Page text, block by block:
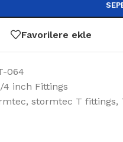
Favorilere ekle
064
4 inch Fittings
, stormtec T fittings,